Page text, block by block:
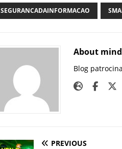
SEGURANCADAINFORMACAO
About
Blog
PREVIOUS